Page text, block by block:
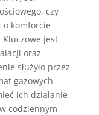
czy
o komforcie
jest
oraz
służyło przez
gazowych
ich działanie
codziennym